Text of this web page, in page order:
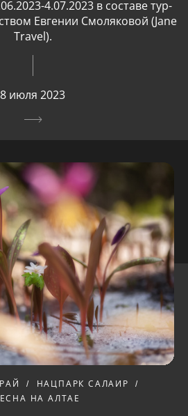
4.07.2023 в составе тур-
Евгении Смоляковой (Jane
Travel).
8 июля 2023
НАЦПАРК САЛАИР
НА АЛТАЕ